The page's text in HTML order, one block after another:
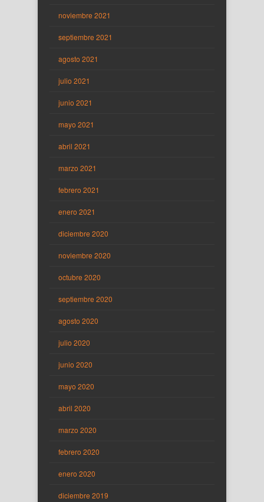
noviembre 2021
septiembre 2021
agosto 2021
julio 2021
junio 2021
mayo 2021
abril 2021
marzo 2021
febrero 2021
enero 2021
diciembre 2020
noviembre 2020
octubre 2020
septiembre 2020
agosto 2020
julio 2020
junio 2020
mayo 2020
abril 2020
marzo 2020
febrero 2020
enero 2020
diciembre 2019